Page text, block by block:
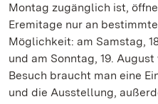
Montag zugänglich ist,
Eremitage nur an
Möglichkeit: am Samstag,
und am Sonntag, 19. August
Besuch braucht man eine
und die Ausstellung,